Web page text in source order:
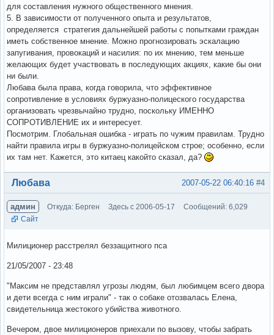
для составления нужного общественного мнения.
5. В зависимости от полученного опыта и результатов,
определяется стратегия дальнейшей работы с попытками граждан
иметь собственное мнение. Можно прогнозировать эскалацию
запугивания, провокаций и насилия: по их мнению, тем меньше
желающих будет участвовать в последующих акциях, какие бы они
ни были.
Любава была права, когда говорила, что эффективное
сопротивление в условиях буржуазно-полицеского государства
организовать чрезвычайно трудно, поскольку ИМЕННО
СОПРОТИВЛЕНИЕ их и интересует.
Посмотрим. Глобальная ошибка - играть по чужим правилам. Трудно
найти правила игры в буржуазно-полицейском строе; особенно, если
их там нет. Кажется, это китаец какойто сказал, да?
Вне форума #4
2007-05-22 06:40:16
Любава
админ Откуда: Берген Здесь с 2006-05-17
Сообщений: 6,029
Сайт
Милиционер расстрелял беззащитного пса
21/05/2007 - 23:48
"Максим не представлял угрозы людям, был любимцем всего двора
и дети всегда с ним играли" - так о собаке отозвалась Елена,
свидетельница жестокого убийства животного.
Вечером, двое милиционеров приехали по вызову, чтобы забрать